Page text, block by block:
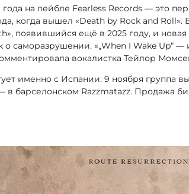
на лейбле Fearless Records — это
когда вышел «Death by Rock and Roll».
появившийся ещё в 2025 году, и
саморазрушении. «„When I Wake Up“ —
вокалистка Тейлор
именно с Испании: 9 ноября группа
в барселонском Razzmatazz. Продажа